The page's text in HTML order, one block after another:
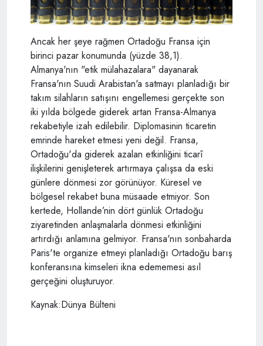
Ancak her şeye rağmen Ortadoğu Fransa için
birinci pazar konumunda (yüzde 38,1).
Almanya'nın "etik mülahazalara" dayanarak
Fransa'nın Suudi Arabistan'a satmayı planladığı bir
takım silahların satışını engellemesi gerçekte son
iki yılda bölgede giderek artan Fransa-Almanya
rekabetiyle izah edilebilir. Diplomasinin ticaretin
emrinde hareket etmesi yeni değil. Fransa,
Ortadoğu'da giderek azalan etkinliğini ticarî
ilişkilerini genişleterek artırmaya çalışsa da eski
günlere dönmesi zor görünüyor. Küresel ve
bölgesel rekabet buna müsaade etmiyor. Son
kertede, Hollande’nin dört günlük Ortadoğu
ziyaretinden anlaşmalarla dönmesi etkinliğini
artırdığı anlamına gelmiyor. Fransa'nın sonbaharda
Paris'te organize etmeyi planladığı Ortadoğu barış
konferansına kimseleri ikna edememesi asıl
gerçeğini oluşturuyor.
Kaynak:Dünya Bülteni